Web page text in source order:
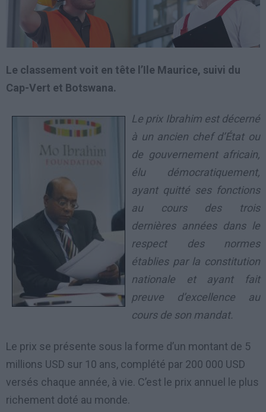
Le classement voit en tête l’Ile Maurice, suivi du
Cap-Vert et Botswana.
Le prix Ibrahim est décerné
à un ancien chef d’État ou
de gouvernement africain,
élu démocratiquement,
ayant quitté ses fonctions
au cours des trois
dernières années dans le
respect des normes
établies par la constitution
nationale et ayant fait
preuve d’excellence au
cours de son mandat.
Le prix se présente sous la forme d’un montant de 5
millions USD sur 10 ans, complété par 200 000 USD
versés chaque année, à vie. C’est le prix annuel le plus
richement doté au monde.